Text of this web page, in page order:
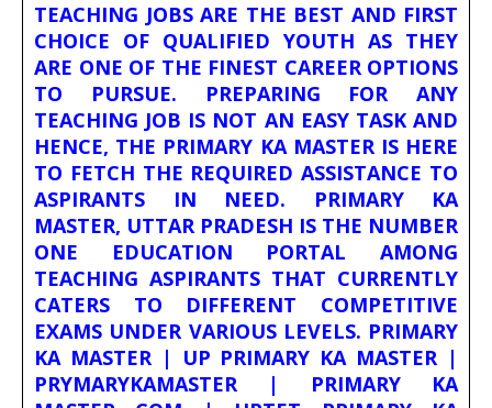
TEACHING JOBS ARE THE BEST AND FIRST
CHOICE OF QUALIFIED YOUTH AS THEY
ARE ONE OF THE FINEST CAREER OPTIONS
TO PURSUE. PREPARING FOR ANY
TEACHING JOB IS NOT AN EASY TASK AND
HENCE, THE PRIMARY KA MASTER IS HERE
TO FETCH THE REQUIRED ASSISTANCE TO
ASPIRANTS IN NEED. PRIMARY KA
MASTER, UTTAR PRADESH IS THE NUMBER
ONE EDUCATION PORTAL AMONG
TEACHING ASPIRANTS THAT CURRENTLY
CATERS TO DIFFERENT COMPETITIVE
EXAMS UNDER VARIOUS LEVELS. PRIMARY
KA MASTER | UP PRIMARY KA MASTER |
PRYMARYKAMASTER | PRIMARY KA